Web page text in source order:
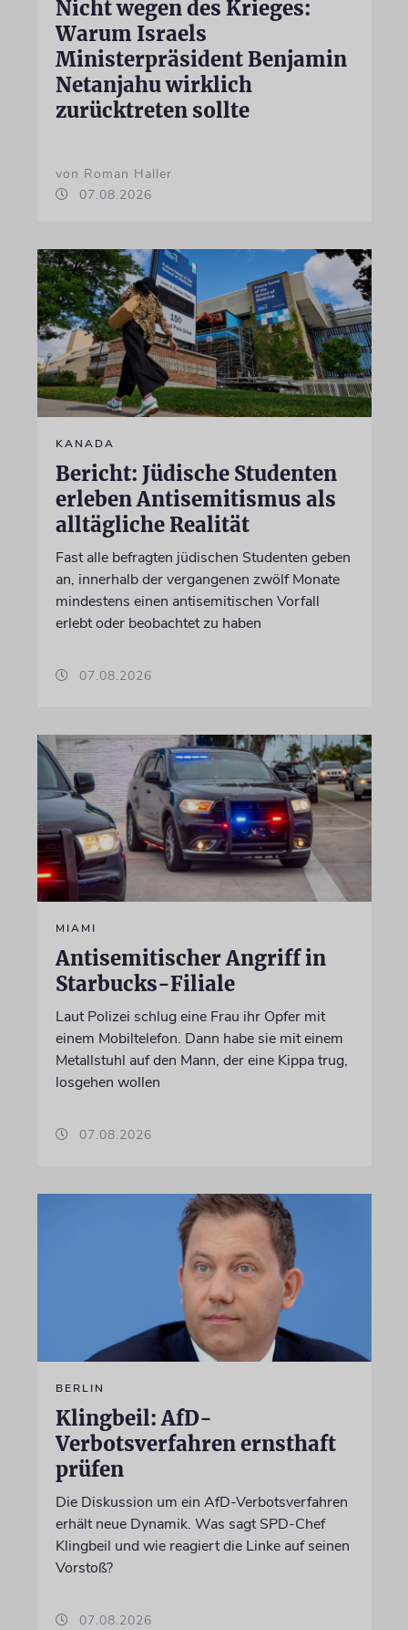
Nicht wegen des Krieges:
Warum Israels
Ministerpräsident Benjamin
Netanjahu wirklich
zurücktreten sollte
von Roman Haller
07.08.2026
KANADA
Bericht: Jüdische Studenten
erleben Antisemitismus als
alltägliche Realität
Fast alle befragten jüdischen Studenten geben
an, innerhalb der vergangenen zwölf Monate
mindestens einen antisemitischen Vorfall
erlebt oder beobachtet zu haben
07.08.2026
MIAMI
Antisemitischer Angriff in
Starbucks-Filiale
Laut Polizei schlug eine Frau ihr Opfer mit
einem Mobiltelefon. Dann habe sie mit einem
Metallstuhl auf den Mann, der eine Kippa trug,
losgehen wollen
07.08.2026
BERLIN
Klingbeil: AfD-
Verbotsverfahren ernsthaft
prüfen
Die Diskussion um ein AfD-Verbotsverfahren
erhält neue Dynamik. Was sagt SPD-Chef
Klingbeil und wie reagiert die Linke auf seinen
Vorstoß?
07.08.2026